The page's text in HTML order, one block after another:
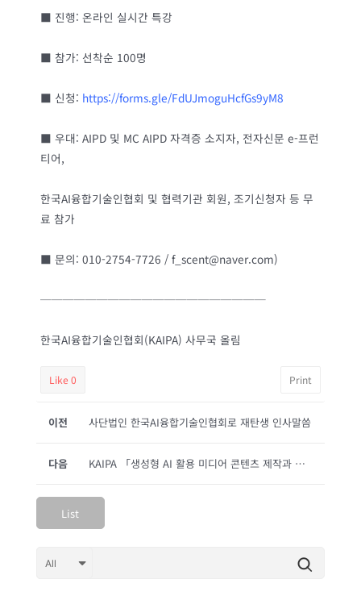
■ 진행: 온라인 실시간 특강
■ 참가: 선착순 100명
■ 신청: https://forms.gle/FdUJmoguHcfGs9yM8
■ 우대: AIPD 및 MC AIPD 자격증 소지자, 전자신문 e-프런
티어,
한국AI융합기술인협회 및 협력기관 회원, 조기신청자 등 무
료 참가
■ 문의: 010-2754-7726 / f_scent@naver.com)
────────────────────
한국AI융합기술인협회(KAIPA) 사무국 올림
Like 0 Print
이전 사단법인 한국AI융합기술인협회로 재탄생 인사말씀
KAIPA 「생성형 AI 활용 미디어 콘텐츠 제작과 수익화 전략」 특별 세미나 영상 공유
다음
List